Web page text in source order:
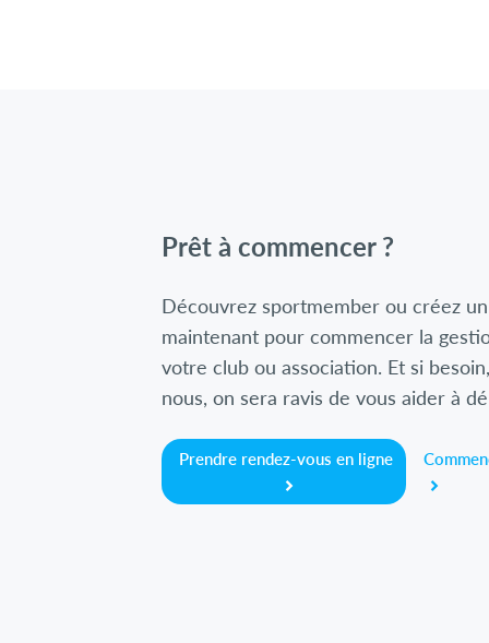
Prêt à commencer ?
Découvrez sportmember ou créez
maintenant pour commencer la
votre club ou association. Et si
nous, on sera ravis de vous aider à
Prendre rendez-vous en ligne